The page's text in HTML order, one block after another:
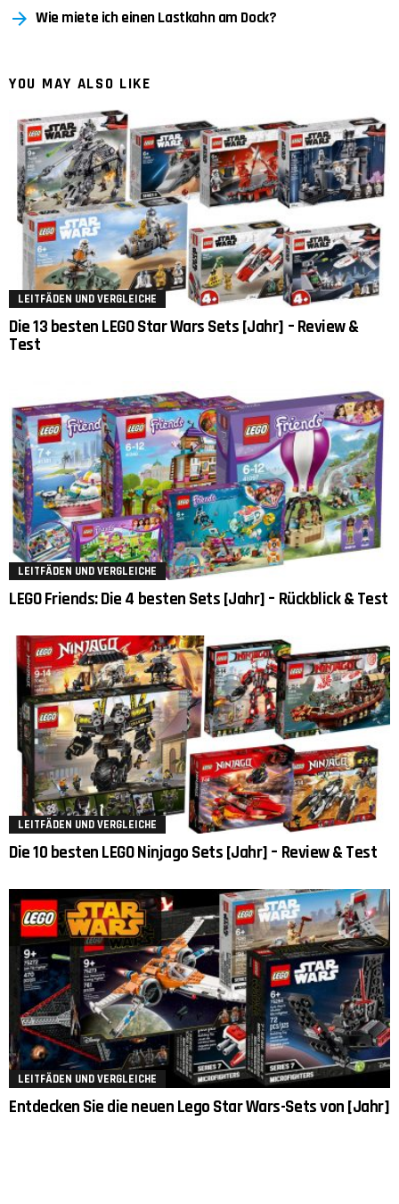
Wie miete ich einen Lastkahn am Dock?
YOU MAY ALSO LIKE
LEITFÄDEN UND VERGLEICHE
Die 13 besten LEGO Star Wars Sets [Jahr] – Review &
Test
LEITFÄDEN UND VERGLEICHE
LEGO Friends: Die 4 besten Sets [Jahr] – Rückblick & Test
LEITFÄDEN UND VERGLEICHE
Die 10 besten LEGO Ninjago Sets [Jahr] – Review & Test
LEITFÄDEN UND VERGLEICHE
Entdecken Sie die neuen Lego Star Wars-Sets von [Jahr]